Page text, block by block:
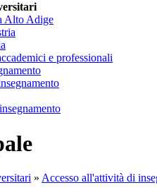
Alto Adige
e professionali
» Accesso all'attività di